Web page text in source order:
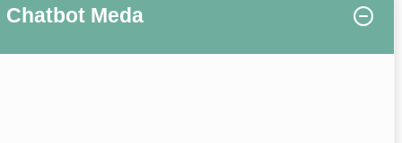
Chatbot Meda